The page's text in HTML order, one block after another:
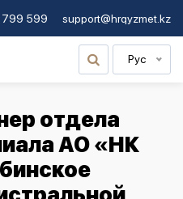
799 599 support@hrqyzmet.kz
Рус
отдела
АО «НК